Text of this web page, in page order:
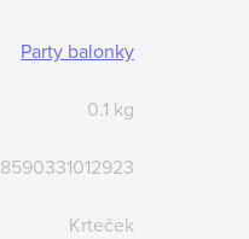
Party balonky
0.1 kg
8590331012923
Krteček